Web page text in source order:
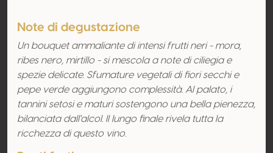
Note di degustazione
Un bouquet ammaliante di intensi frutti neri - mora,
ribes nero, mirtillo - si mescola a note di ciliegia e
spezie delicate. Sfumature vegetali di fiori secchi e
pepe verde aggiungono complessità. Al palato, i
tannini setosi e maturi sostengono una bella pienezza,
bilanciata dall'alcol. Il lungo finale rivela tutta la
ricchezza di questo vino.